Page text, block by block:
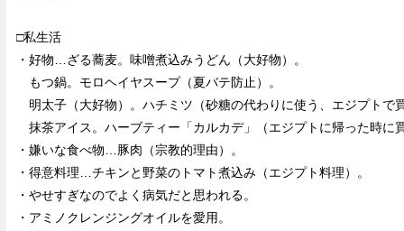
□私生活
・好物…ざる蕎麦。味噌煮込みうどん（大好物）。
もつ鍋。モロヘイヤスープ（夏バテ防止）。
明太子（大好物）。ハチミツ（砂糖の代わりに使う、エジプトで
抹茶アイス。ハーブティー「カルカデ」（エジプトに帰った時に
・嫌いな食べ物…豚肉（宗教的理由）。
・得意料理…チキンと野菜のトマト煮込み（エジプト料理）。
・やせすぎなのでよく病気だと思われる。
・アミノクレンジングオイルを愛用。